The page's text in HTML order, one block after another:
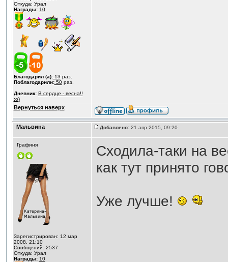
Откуда: Урал
Награды: 10
Благодарил (а):13 раз.
Поблагодарили:50раз.
Дневник: В сердце - весна!!
:o)
Вернуться наверх
Мальвина Добавлено:21 апр 2015, 09:20
Графиня
Зарегистрирован: 12 мар
2008, 21:10
Сообщений: 2537
Откуда: Урал
Награды: 10
Сходила-таки на
как тут принято
Уже лучше!